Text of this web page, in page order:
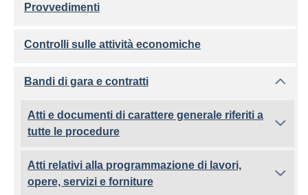
Provvedimenti
Controlli sulle attività economiche
Bandi di gara e contratti
Atti e documenti di carattere generale riferiti a
tutte le procedure
Atti relativi alla programmazione di lavori,
opere, servizi e forniture